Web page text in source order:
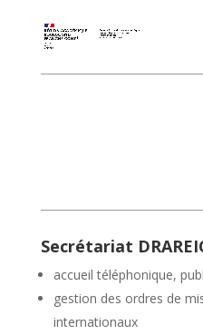
Secrétariat
accueil téléphonique,
gestion des ordres de
internationaux